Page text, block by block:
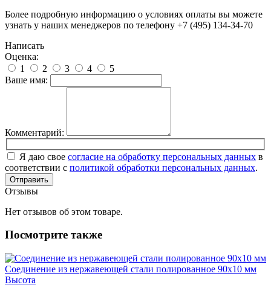
Более подробную информацию о условиях оплаты вы можете
узнать у наших менеджеров по телефону +7 (495) 134-34-70
Написать
Оценка:
1
2 3 4
5
Ваше имя:
Комментарий:
Я даю свое согласие на обработку персональных данных в
соответствии с политикой обработки персональных данных.
Отправить
Отзывы
Нет отзывов об этом товаре.
Посмотрите также
Соединение из нержавеющей стали полированное 90х10 мм
Высота